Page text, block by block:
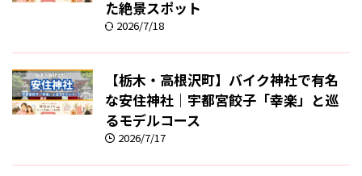
た絶景スポット
2026/7/18
【栃木・高根沢町】バイク神社で有名
な安住神社｜宇都宮餃子「幸楽」と巡
るモデルコース
2026/7/17